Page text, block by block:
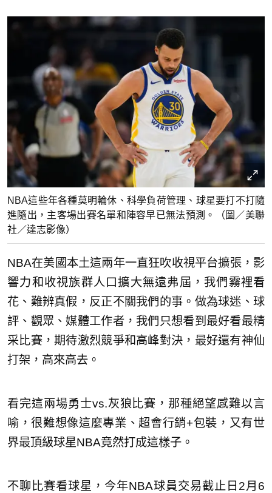
NBA這些年各種莫明輪休、科學負荷管理、球星要打不打隨
進隨出，主客場出賽名單和陣容早已無法預測。（圖／美聯
社／達志影像）
NBA在美國本土這兩年一直狂吹收視平台擴張，影
響力和收視族群人口擴大無遠弗屆，我們霧裡看
花、難辨真假，反正不關我們的事。做為球迷、球
評、觀眾、媒體工作者，我們只想看到最好看最精
采比賽，期待激烈競爭和高峰對決，最好還有神仙
打架，高來高去。
看完這兩場勇士vs.灰狼比賽，那種絕望感難以言
喻，很難想像這麼專業、超會行銷+包裝，又有世
界最頂級球星NBA竟然打成這樣子。
不聊比賽看球星，今年NBA球員交易截止日2月6